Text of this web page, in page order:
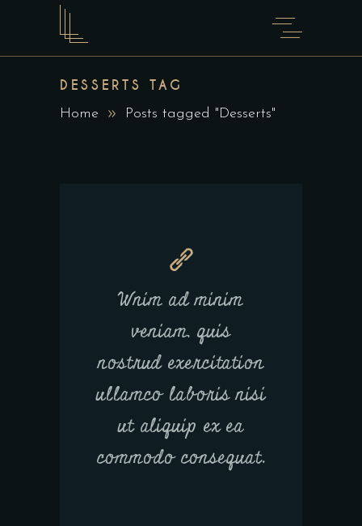
DESSERTS TAG
Home Posts tagged "Desserts"
Wnim ad minim
veniam, quis
nostrud exercitation
ullamco laboris nisi
ut aliquip ex ea
commodo consequat.